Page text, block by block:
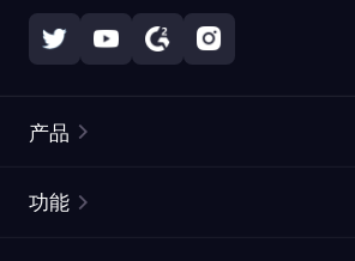
产品
功能